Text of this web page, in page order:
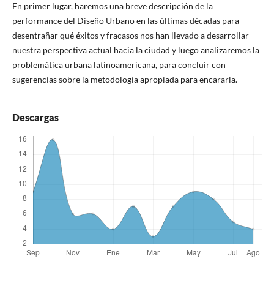
En primer lugar, haremos una breve descripción de la
performance del Diseño Urbano en las últimas décadas para
desentrañar qué éxitos y fracasos nos han llevado a desarrollar
nuestra perspectiva actual hacia la ciudad y luego analizaremos la
problemática urbana latinoamericana, para concluir con
sugerencias sobre la metodología apropiada para encararla.
Descargas